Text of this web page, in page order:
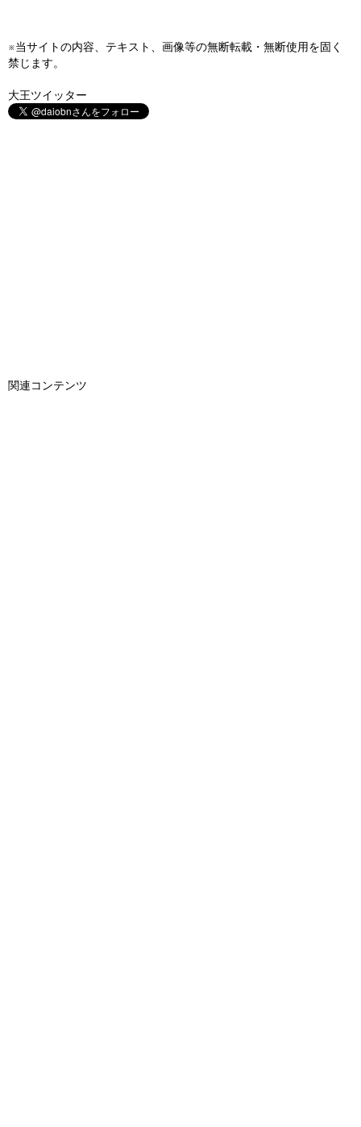
※当サイトの内容、テキスト、画像等の無断転載・無断使用を固く
禁じます。
大王ツイッター
関連コンテンツ